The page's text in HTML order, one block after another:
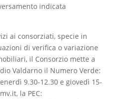
indicata
ai consorziati, specie in
di verifica o variazione
il Consorzio mette a
Valdarno il Numero Verde:
9.30-12.30 e giovedì 15-
la PEC: